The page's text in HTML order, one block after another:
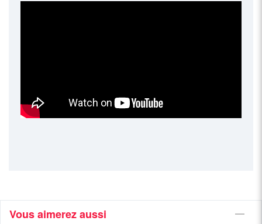
Vous aimerez aussi